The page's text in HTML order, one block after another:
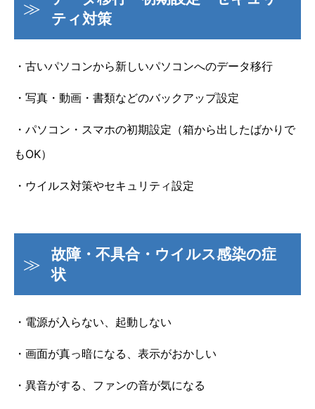
ティ対策
・古いパソコンから新しいパソコンへのデータ移行
・写真・動画・書類などのバックアップ設定
・パソコン・スマホの初期設定（箱から出したばかりで
もOK）
・ウイルス対策やセキュリティ設定
故障・不具合・ウイルス感染の症
状
・電源が入らない、起動しない
・画面が真っ暗になる、表示がおかしい
・異音がする、ファンの音が気になる